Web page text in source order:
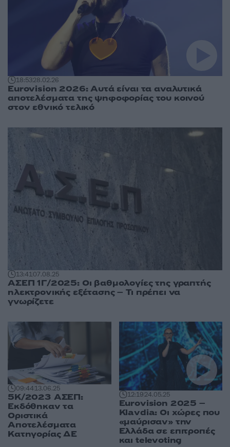
18:5328.02.26
Eurovision 2026: Αυτά είναι τα αναλυτικά
αποτελέσματα της ψηφοφορίας του κοινού
στον εθνικό τελικό
13:4107.08.25
ΑΣΕΠ 1Γ/2025: Οι βαθμολογίες της γραπτής
ηλεκτρονικής εξέτασης – Τι πρέπει να
γνωρίζετε
09:4413.06.25
5Κ/2023 ΑΣΕΠ:
Εκδόθηκαν τα
Οριστικά
Αποτελέσματα
Κατηγορίας ΔΕ
12:1924.05.25
Eurovision 2025 –
Klavdia: Οι χώρες που
«μαύρισαν» την
Ελλάδα σε επιτροπές
και televoting